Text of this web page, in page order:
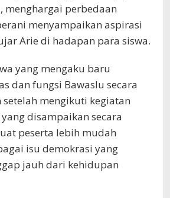
menghargai perbedaan
menyampaikan aspirasi
Arie di hadapan para siswa.
yang mengaku baru
dan fungsi Bawaslu secara
mengikuti kegiatan
disampaikan secara
peserta lebih mudah
isu demokrasi yang
jauh dari kehidupan